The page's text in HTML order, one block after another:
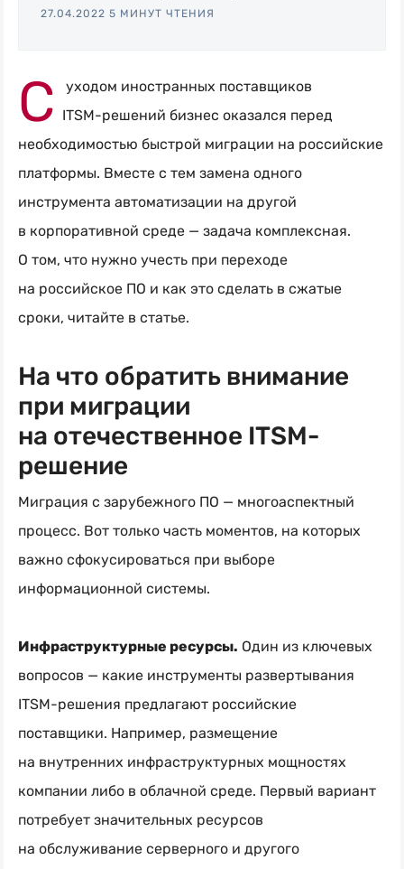
Naumen:
автоматизация
27.04.2022 5 МИНУТ ЧТЕНИЯ
С
уходом иностранных поставщиков
ITSM-решений бизнес оказался перед
необходимостью быстрой миграции на российские
платформы. Вместе с тем замена одного
инструмента автоматизации на другой
в корпоративной среде — задача комплексная.
О том, что нужно учесть при переходе
на российское ПО и как это сделать в сжатые
сроки, читайте в статье.
На что обратить внимание
при миграции
на отечественное ITSM-
решение
Миграция с зарубежного ПО — многоаспектный
процесс. Вот только часть моментов, на которых
важно сфокусироваться при выборе
информационной системы.
Инфраструктурные ресурсы. Один из ключевых
вопросов — какие инструменты развертывания
ITSM-решения предлагают российские
поставщики. Например, размещение
на внутренних инфраструктурных мощностях
компании либо в облачной среде. Первый вариант
потребует значительных ресурсов
на обслуживание серверного и другого